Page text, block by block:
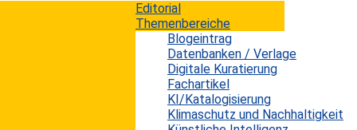
Editorial
Themenbereiche
Blogeintrag
Datenbanken / Verlage
Digitale Kuratierung
Fachartikel
KI/Katalogisierung
Klimaschutz und Nachhaltigkeit
manchmal ist die Wahrheit ganz einfach: besonders
dann, wenn es um Managementfragen geht.
Heerscharen von Wirtschaftswissenschaftlern und
Managementgurus haben versucht, das Funktionieren